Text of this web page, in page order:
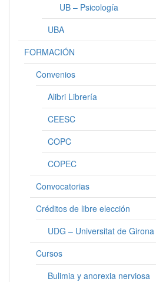
UB – Psicología
UBA
FORMACIÓN
Convenios
Alibri Librería
CEESC
COPC
COPEC
Convocatorias
Créditos de libre elección
UDG – Universitat de Girona
Cursos
Bulimia y anorexia nerviosa